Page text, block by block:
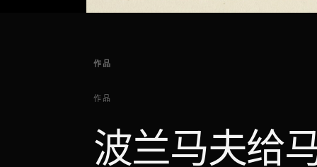
作品
作品
波兰马夫给